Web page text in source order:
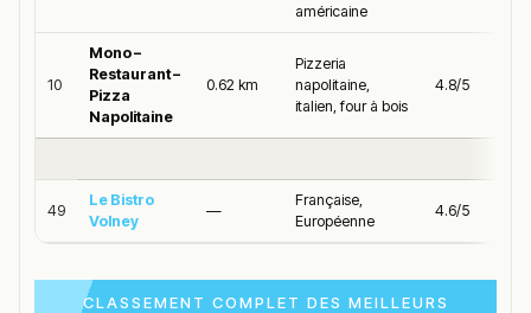
américaine
10
Mono –
Restaurant –
Pizza
Napolitaine
0.62 km
Pizzeria
napolitaine,
italien, four à bois
4.8/5
49
Le Bistro
Volney
—
Française,
Européenne
4.6/5
CLASSEMENT COMPLET DES MEILLEURS